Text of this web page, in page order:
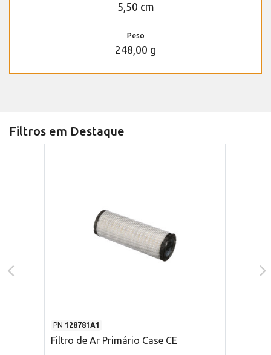
5,50 cm
Peso
248,00 g
Filtros em Destaque
PN 128781A1
Filtro de Ar Primário Case CE